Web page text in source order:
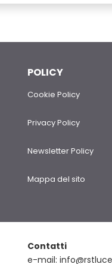
POLICY
Cookie Policy
Privacy Policy
Newsletter Policy
Mappa del sito
Contatti
e-mail: